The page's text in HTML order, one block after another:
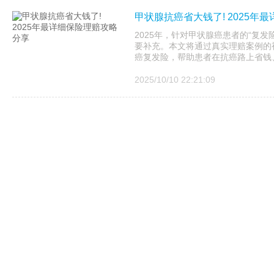
甲状腺抗癌省大钱了! 2025年最
2025年，针对甲状腺癌患者的“复发
要补充。本文将通过真实理赔案例
癌复发险，帮助患者在抗癌路上省
2025/10/10 22:21:09